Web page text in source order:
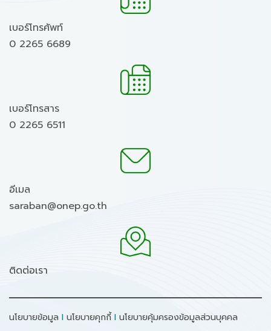
เบอร์โทรศัพท์
0 2265 6689
เบอร์โทรสาร
0 2265 6511
อีเมล
saraban@onep.go.th
ติดต่อเรา
นโยบายข้อมูล I นโยบายคุกกี้ I นโยบายคุ้มครองข้อมูลส่วนบุคคล